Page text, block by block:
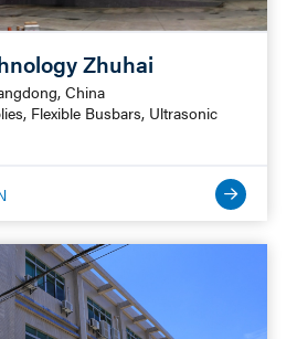
Zhuhai
China
Flexible Busbars, Ultrasonic